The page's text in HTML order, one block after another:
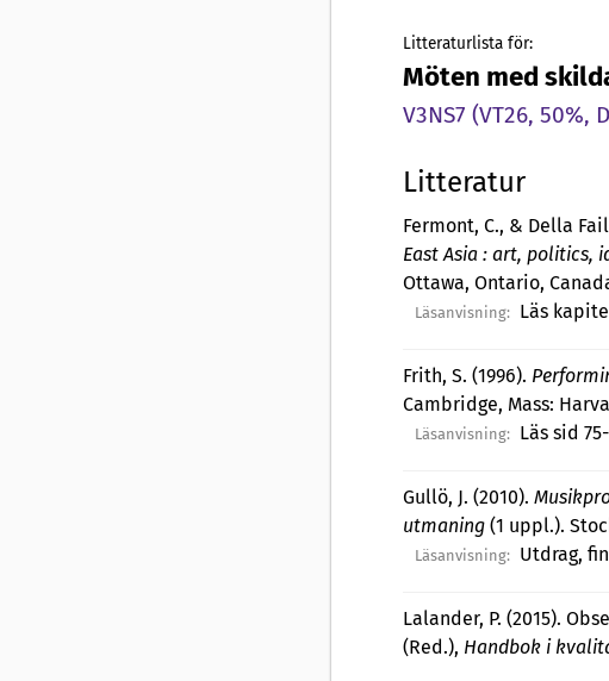
Litteraturlista för:
Möten med
V3NS7 (VT26, 50%,
Litteratur
Fermont, C., & Della
East Asia : art, politics,
Ottawa, Ontario,
Läsanvisning: Läs
Frith, S. (1996).
Cambridge, Mass:
Läsanvisning: Läs sid
Gullö, J. (2010).
utmaning (1 uppl.).
Läsanvisning: Utdrag,
Lalander, P. (2015).
(Red.), Handbok i